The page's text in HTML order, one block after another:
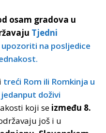
osam gradova u
Tjedni
upozoriti na posljedice
treći Rom ili Romkinja u
doživi
koji se između 8.
još i u